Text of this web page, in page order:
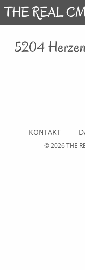
5204
KONTAKT
© 2026THE